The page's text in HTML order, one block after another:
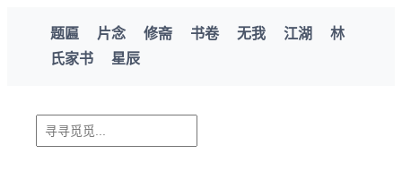
题匾 片念 修斋 书卷 无我 江湖
林
氏家书
星辰